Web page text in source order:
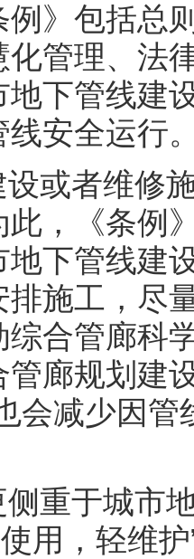
》包括总
管理、法
下管线建
安全运行
设或者维修
，《条例
地下管线建
施工，尽
合管廊科
廊规划建
会减少因
重于城市
用，轻维